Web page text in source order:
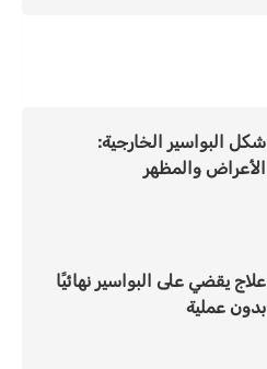
شكل البواسير الخارجية:
الأعراض والمظهر
علاج يقضي على البواسير نهائيًا
بدون عملية